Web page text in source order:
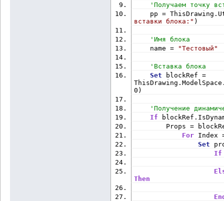
'Получаем точку
pp =
вставки блока:" )
'Имя блока
name =
"Тестовый"
'Вставка блока
Set blockRef =
0)
'Получение
If
Props =
For Index
Set
If
Then